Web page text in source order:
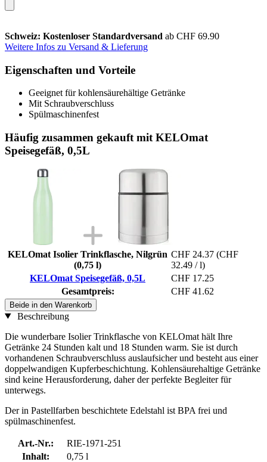
Schweiz: Kostenloser Standardversand ab CHF 69.90
Weitere Infos zu Versand & Lieferung
Eigenschaften und Vorteile
Geeignet für kohlensäurehältige Getränke
Mit Schraubverschluss
Spülmaschinenfest
Häufig zusammen gekauft mit KELOmat
Speisegefäß, 0,5L
KELOmat Isolier Trinkflasche, Nilgrün
(0,75 l)
CHF 24.37 (CHF
32.49 / l)
KELOmat Speisegefäß, 0,5L
CHF 17.25
Gesamtpreis:
CHF 41.62
Beide in den Warenkorb
Beschreibung
Die wunderbare Isolier Trinkflasche von KELOmat hält Ihre
Getränke 24 Stunden kalt und 18 Stunden warm. Sie ist durch
vorhandenen Schraubverschluss auslaufsicher und besteht aus einer
doppelwandigen Kupferbeschichtung. Kohlensäurehaltige Getränke
sind keine Herausforderung, daher der perfekte Begleiter für
unterwegs.
Der in Pastellfarben beschichtete Edelstahl ist BPA frei und
spülmaschinenfest.
Art.-Nr.:
RIE-1971-251
Inhalt:
0,75 l